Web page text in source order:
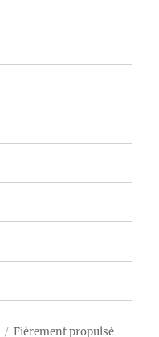
Fièrement propulsé